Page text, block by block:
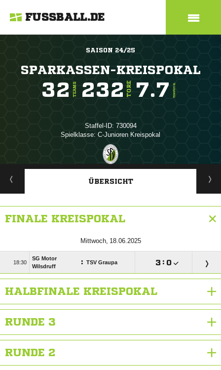
FUSSBALL.DE
SAISON 24/25
SPARKASSEN-KREISPOKAL
32 TEAMS 232 TORE 7.7 TORE/SPIEL
Staffel-ID: 730094
Spielklasse: C-Junioren Kreispokal
ANZEIGE
ÜBERSICHT
FINALE KREISPOKAL
 

SG Motor
Wilsdruff
: TSV Graupa  : 
HALBFINALE KREISPOKAL
RUNDE 3
RUNDE 2